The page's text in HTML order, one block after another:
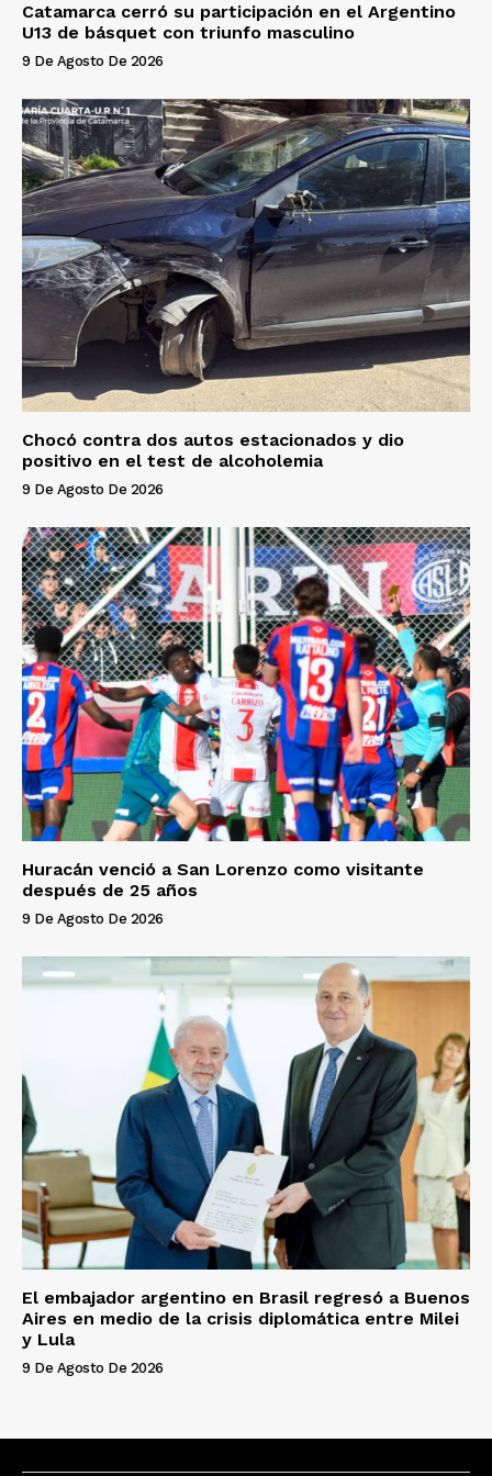
Catamarca cerró su participación en el Argentino
U13 de básquet con triunfo masculino
9 De Agosto De 2026
Chocó contra dos autos estacionados y dio
positivo en el test de alcoholemia
9 De Agosto De 2026
Huracán venció a San Lorenzo como visitante
después de 25 años
9 De Agosto De 2026
El embajador argentino en Brasil regresó a Buenos
Aires en medio de la crisis diplomática entre Milei
y Lula
9 De Agosto De 2026